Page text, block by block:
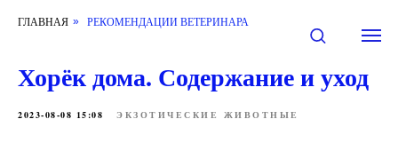
ГЛАВНАЯ » РЕКОМЕНДАЦИИ ВЕТЕРИНАРА
Хорёк дома. Содержание и уход
2023-08-08 15:08 ЭКЗОТИЧЕСКИЕ ЖИВОТНЫЕ